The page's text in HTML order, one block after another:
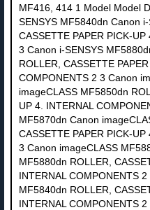
MF416, 414 1 Model Model
SENSYS MF5840dn Canon
CASSETTE PAPER PICK-
3 Canon i-SENSYS
ROLLER, CASSETTE
COMPONENTS 2 3 Canon
imageCLASS MF5850dn
UP 4. INTERNAL
MF5870dn Canon
CASSETTE PAPER PICK-
3 Canon imageCLASS
MF5880dn ROLLER,
INTERNAL COMPONENTS
MF5840dn ROLLER,
INTERNAL COMPONENTS